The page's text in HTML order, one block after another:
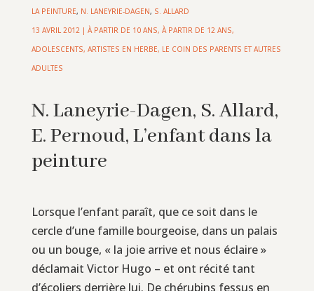
LA PEINTURE, N. LANEYRIE-DAGEN, S. ALLARD
13 AVRIL 2012 | À PARTIR DE 10 ANS, À PARTIR DE 12 ANS,
ADOLESCENTS, ARTISTES EN HERBE, LE COIN DES PARENTS ET AUTRES
ADULTES
N. Laneyrie-Dagen, S. Allard,
E. Pernoud, L’enfant dans la
peinture
Lorsque l’enfant paraît, que ce soit dans le
cercle d’une famille bourgeoise, dans un palais
ou un bouge, « la joie arrive et nous éclaire »
déclamait Victor Hugo – et ont récité tant
d’écoliers derrière lui. De chérubins fessus en